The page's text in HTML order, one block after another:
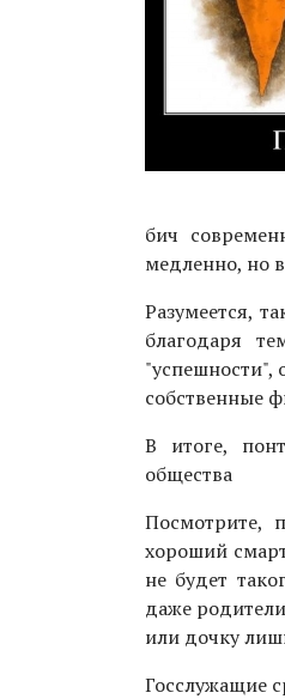
бич
медленно, но
Разумеется,
благодаря
"успешности",
собственные
В итоге,
общества
Посмотрите,
хороший
не будет
даже
или дочку
Госслужащие